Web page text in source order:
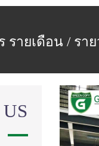
รายเดือน / ร